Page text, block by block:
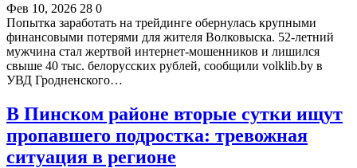
Фев 10, 2026 28 0
Попытка заработать на трейдинге обернулась крупными
финансовыми потерями для жителя Волковыска. 52-летний
мужчина стал жертвой интернет-мошенников и лишился
свыше 40 тыс. белорусских рублей, сообщили volklib.by в
УВД Гродненского…
В Пинском районе вторые сутки ищут
пропавшего подростка: тревожная
ситуация в регионе